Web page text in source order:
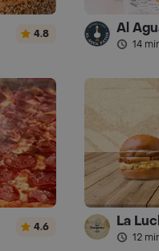
4.8 Al
14
4.6 La
12